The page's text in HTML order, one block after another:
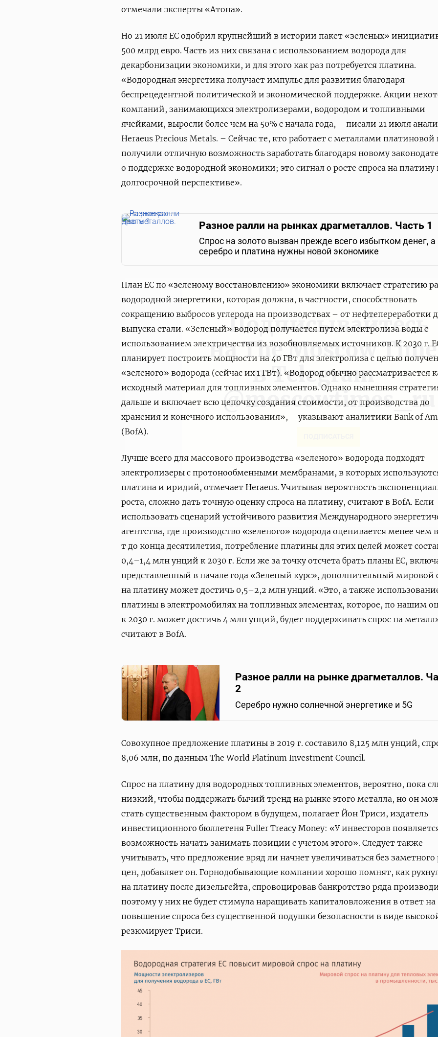
Подписывайтесь
на The Moscow
в Telegram —
@moscowtimes_ru
отмечали эксперты «Атона».
Но 21 июля ЕС одобрил крупнейший в истории пакет «зеленых»
500 млрд евро. Часть из них связана с использованием водорода для
декарбонизации экономики, и для этого как раз потребуется платина.
«Водородная энергетика получает импульс для развития благодаря
беспрецедентной политической и экономической поддержке. Акции
компаний, занимающихся электролизерами, водородом и топливными
ячейками, выросли более чем на 50% с начала года, – писали 21 июля
Heraeus Precious Metals. – Сейчас те, кто работает с металлами платиновой
получили отличную возможность заработать благодаря новому
о поддержке водородной экономики; это сигнал о росте спроса на платину
долгосрочной перспективе».
Разное ралли на рынках драгметаллов. Часть 1
Спрос на золото вызван прежде всего избытком денег, а
серебро и платина нужны новой экономике
План ЕС по «зеленому восстановлению» экономики включает стратегию
водородной энергетики, которая должна, в частности, способствовать
сокращению выбросов углерода на производствах – от нефтепереработки
выпуска стали. «Зеленый» водород получается путем электролиза воды с
использованием электричества из возобновляемых источников. К 2030 г.
планирует построить мощности на 40 ГВт для электролиза с целью
«зеленого» водорода (сейчас их 1 ГВт). «Водород обычно рассматривается
исходный материал для топливных элементов. Однако нынешняя
дальше и включает всю цепочку создания стоимости, от производства до
хранения и конечного использования», – указывают аналитики Bank of
(BofA).
Лучше всего для массового производства «зеленого» водорода подходят
электролизеры с протонообменными мембранами, в которых
платина и иридий, отмечает Heraeus. Учитывая вероятность
роста, сложно дать точную оценку спроса на платину, считают в BofA. Если
использовать сценарий устойчивого развития Международного
агентства, где производство «зеленого» водорода оценивается менее чем
т до конца десятилетия, потребление платины для этих целей может
0,4–1,4 млн унций к 2030 г. Если же за точку отсчета брать планы ЕС,
представленный в начале года «Зеленый курс», дополнительный мировой
на платину может достичь 0,5–2,2 млн унций. «Это, а также
платины в электромобилях на топливных элементах, которое, по нашим
к 2030 г. может достичь 4 млн унций, будет поддерживать спрос на
считают в BofA.
Разное ралли на рынке драгметаллов.
2
Серебро нужно солнечной энергетике и 5G
Совокупное предложение платины в 2019 г. составило 8,125 млн унций,
8,06 млн, по данным The World Platinum Investment Council.
Спрос на платину для водородных топливных элементов, вероятно, пока
низкий, чтобы поддержать бычий тренд на рынке этого металла, но он
стать существенным фактором в будущем, полагает Йон Триси, издатель
инвестиционного бюллетеня Fuller Treacy Money: «У инвесторов
возможность начать занимать позиции с учетом этого». Следует также
учитывать, что предложение вряд ли начнет увеличиваться без заметного
цен, добавляет он. Горнодобывающие компании хорошо помнят, как
на платину после дизельгейта, спровоцировав банкротство ряда
поэтому у них не будет стимула наращивать капиталовложения в ответ на
повышение спроса без существенной подушки безопасности в виде
резюмирует Триси.